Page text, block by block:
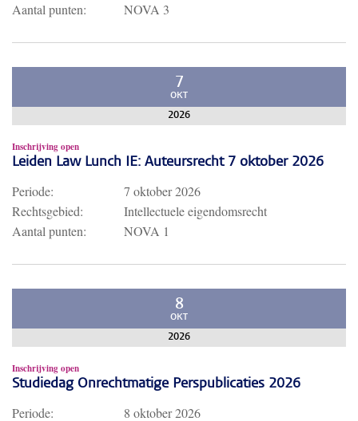
Aantal punten:
NOVA 3
7
OKT
2026
Inschrijving open
Leiden Law Lunch IE: Auteursrecht 7 oktober 2026
Periode:
7 oktober 2026
Rechtsgebied:
Intellectuele eigendomsrecht
Aantal punten:
NOVA 1
8
OKT
2026
Inschrijving open
Studiedag Onrechtmatige Perspublicaties 2026
Periode:
8 oktober 2026